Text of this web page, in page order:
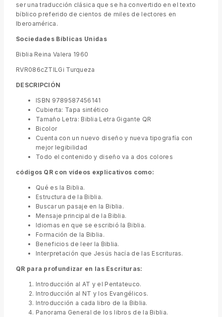
ser una traducción clásica que se ha convertido en el texto
bíblico preferido de cientos de miles de lectores en
Iberoamérica.
Sociedades Bíblicas Unidas
Biblia Reina Valera 1960
RVR086cZTILGi Turqueza
DESCRIPCIÓN
ISBN 9789587456141
Cubierta: Tapa sintético
Tamaño Letra: Biblia Letra Gigante QR
Bicolor
Cuenta con un nuevo diseño y nueva tipografía con
mejor legibilidad
Todo el contenido y diseño va a dos colores
códigos QR con vídeos explicativos como:
Qué es la Biblia.
Estructura de la Biblia.
Buscar un pasaje en la Biblia.
Mensaje principal de la Biblia.
Idiomas en que se escribió la Biblia.
Formación de la Biblia.
Beneficios de leer la Biblia.
Interpretación que Jesús hacía de las Escrituras.
QR para profundizar en las Escrituras:
Introducción al AT y el Pentateuco.
Introducción al NT y los Evangélicos.
Introducción a cada libro de la Biblia.
Panorama General de los libros de la Biblia.